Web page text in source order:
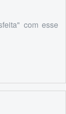
com esse